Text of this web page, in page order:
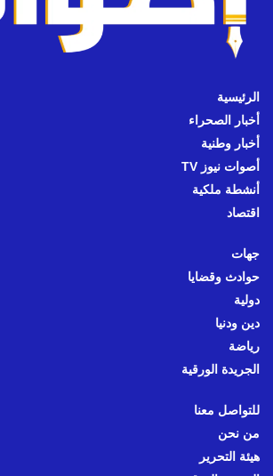
الرئيسية
أخبار الصحراء
أخبار وطنية
أصوات نيوز TV
أنشطة ملكية
اقتصاد
جهات
حوادث وقضايا
دولية
دين ودنيا
رياضة
الجريدة الورقية
للتواصل معنا
من نحن
هيئة التحرير